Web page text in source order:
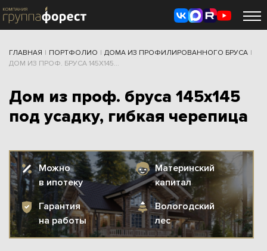
ГЛАВНАЯ | ПОРТФОЛИО | ДОМА ИЗ ПРОФИЛИРОВАННОГО БРУСА |
ДОМ ИЗ ПРОФ. БРУСА 145Х145...
Дом из проф. бруса 145х145
под усадку, гибкая черепица
Можно
в ипотеку
Материнский
капитал
Гарантия
на работы
Вологодский
лес